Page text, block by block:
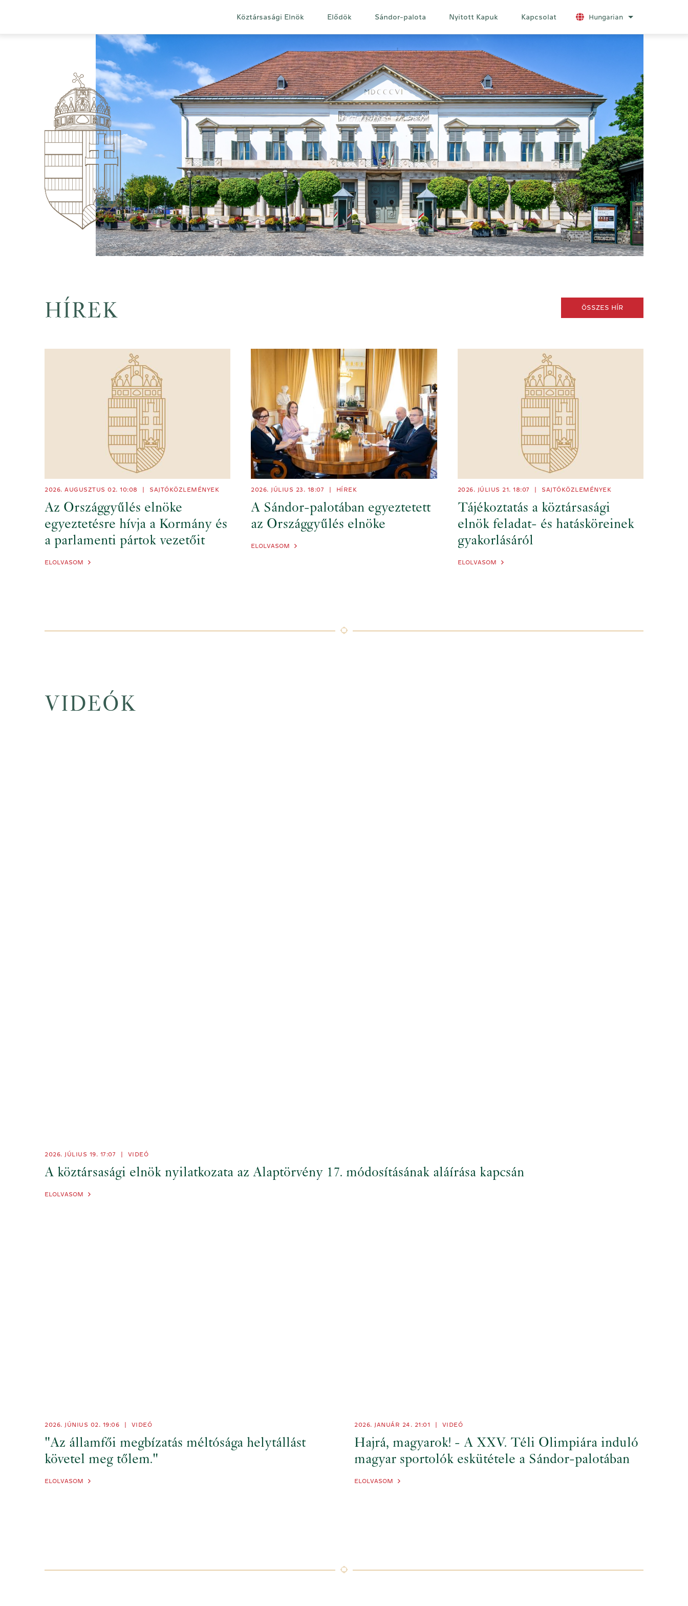
navigáció
Köztársasági Elnök Elődök Sándor-palota Nyitott Kapuk Kapcsolat Hungarian További nyelvek
HÍREK ÖSSZES HÍR
2026. AUGUSZTUS 02. 10:08 SAJTÓKÖZLEMÉNYEK
Az Országgyűlés elnöke
egyeztetésre hívja a Kormány és
a parlamenti pártok vezetőit
ELOLVASOM
2026. JÚLIUS 23. 18:07 HÍREK
A Sándor-palotában egyeztetett
az Országgyűlés elnöke
ELOLVASOM
2026. JÚLIUS 21. 18:07 SAJTÓKÖZLEMÉNYEK
Tájékoztatás a köztársasági
elnök feladat- és hatásköreinek
gyakorlásáról
ELOLVASOM
VIDEÓK
2026. JÚLIUS 19. 17:07 VIDEÓ
A köztársasági elnök nyilatkozata az Alaptörvény 17. módosításának aláírása kapcsán
ELOLVASOM
2026. JÚNIUS 02. 19:06 VIDEÓ
"Az államfői megbízatás méltósága helytállást
követel meg tőlem."
ELOLVASOM
2026. JANUÁR 24. 21:01 VIDEÓ
Hajrá, magyarok! - A XXV. Téli Olimpiára induló
magyar sportolók eskütétele a Sándor-palotában
ELOLVASOM